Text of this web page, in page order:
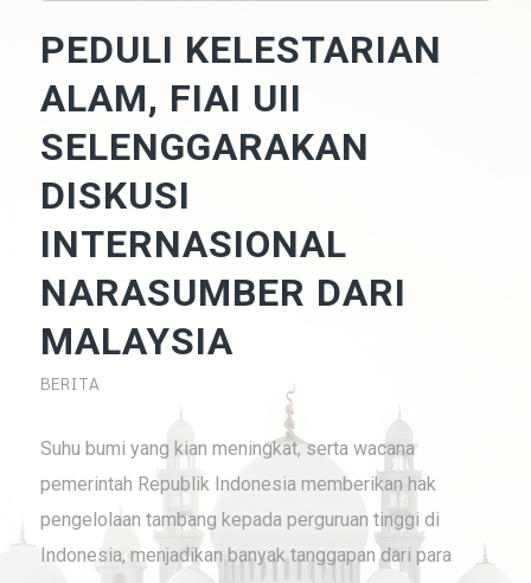
PEDULI KELESTARIAN
ALAM, FIAI UII
SELENGGARAKAN
DISKUSI
INTERNASIONAL
NARASUMBER DARI
MALAYSIA
BERITA
Suhu bumi yang kian meningkat, serta wacana
pemerintah Republik Indonesia memberikan hak
pengelolaan tambang kepada perguruan tinggi di
Indonesia, menjadikan banyak tanggapan dari para